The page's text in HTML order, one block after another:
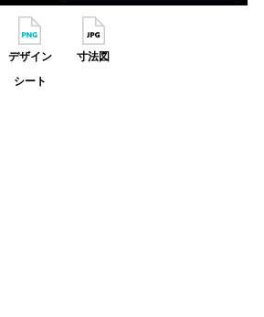
デザイン
シート
寸法図